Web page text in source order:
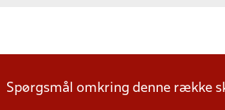
Spørgsmål omkring denne række